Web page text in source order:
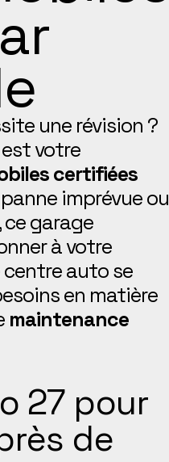
une révision ?
est votre
certifiées
imprévue ou
garage
à votre
auto se
en matière
maintenance
27 pour
de